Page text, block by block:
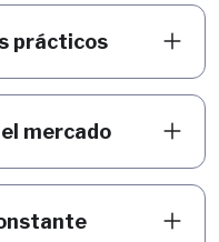
prácticos
mercado